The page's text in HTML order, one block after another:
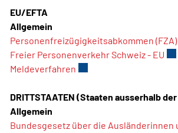
EU/EFTA
Allgemein
Personenfreizügigkeitsabkommen (FZA)
Freier Personenverkehr Schweiz - EU
Meldeverfahren
DRITTSTAATEN (Staaten ausserhalb
Allgemein
Bundesgesetz über die Ausländerinnen